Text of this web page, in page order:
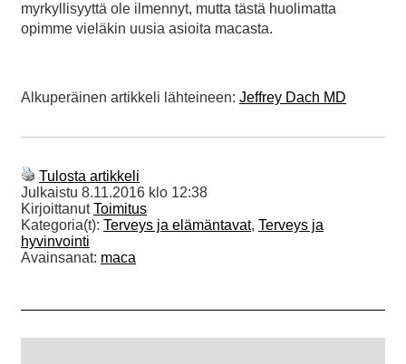
myrkyllisyyttä ole ilmennyt, mutta tästä huolimatta
opimme vieläkin uusia asioita macasta.
Alkuperäinen artikkeli lähteineen: Jeffrey Dach MD
Tulosta artikkeli
Julkaistu 8.11.2016 klo 12:38
KirjoittanutToimitus
Kategoria(t): Terveys ja elämäntavat, Terveys ja
hyvinvointi
Avainsanat: maca